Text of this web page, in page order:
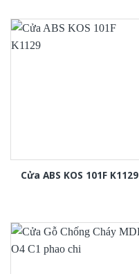
Cửa ABS KOS 101F K1129